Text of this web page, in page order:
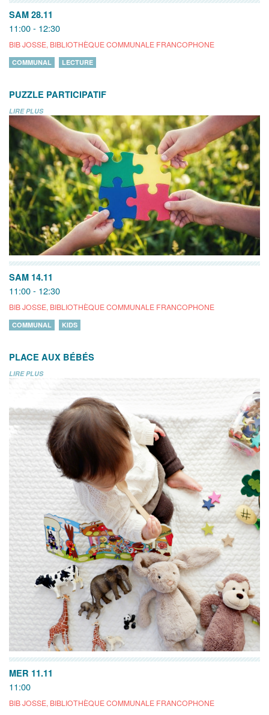
SAM 28.11
11:00 - 12:30
BIB JOSSE, BIBLIOTHÈQUE COMMUNALE FRANCOPHONE
COMMUNAL LECTURE
PUZZLE PARTICIPATIF
LIRE PLUS
SAM 14.11
11:00 - 12:30
BIB JOSSE, BIBLIOTHÈQUE COMMUNALE FRANCOPHONE
COMMUNAL KIDS
PLACE AUX BÉBÉS
LIRE PLUS
MER 11.11
11:00
BIB JOSSE, BIBLIOTHÈQUE COMMUNALE FRANCOPHONE